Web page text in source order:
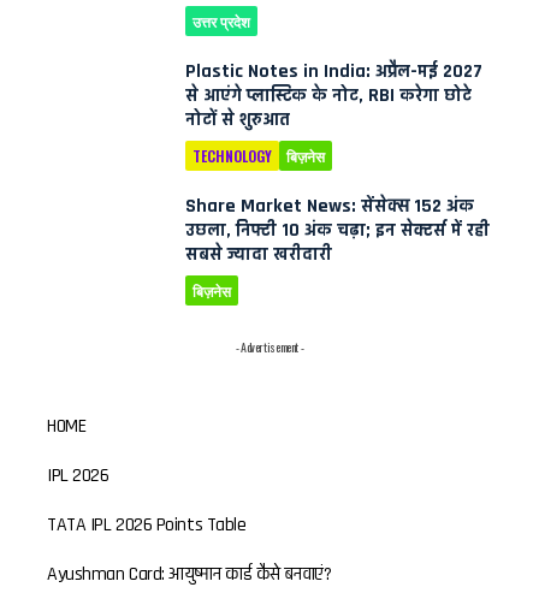
उत्तर प्रदेश
Plastic Notes in India: अप्रैल-मई 2027
से आएंगे प्लास्टिक के नोट, RBI करेगा छोटे
नोटों से शुरुआत
TECHNOLOGY बिज़नेस
Share Market News: सेंसेक्स 152 अंक
उछला, निफ्टी 10 अंक चढ़ा; इन सेक्टर्स में रही
सबसे ज्यादा खरीदारी
बिज़नेस
- Advertisement -
HOME
IPL 2026
TATA IPL 2026 Points Table
Ayushman Card: आयुष्मान कार्ड कैसे बनवाएं?